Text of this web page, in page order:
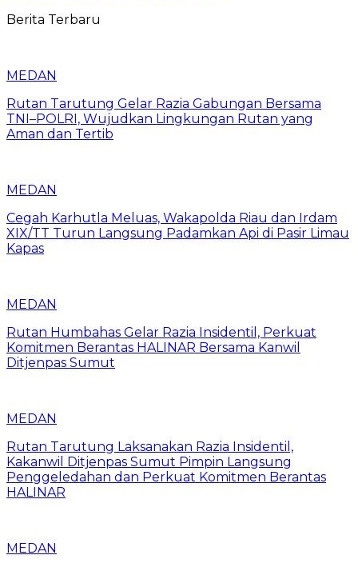
Berita Terbaru
MEDAN
Rutan Tarutung Gelar Razia Gabungan Bersama
TNI–POLRI, Wujudkan Lingkungan Rutan yang
Aman dan Tertib
MEDAN
Cegah Karhutla Meluas, Wakapolda Riau dan Irdam
XIX/TT Turun Langsung Padamkan Api di Pasir Limau
Kapas
MEDAN
Rutan Humbahas Gelar Razia Insidentil, Perkuat
Komitmen Berantas HALINAR Bersama Kanwil
Ditjenpas Sumut
MEDAN
Rutan Tarutung Laksanakan Razia Insidentil,
Kakanwil Ditjenpas Sumut Pimpin Langsung
Penggeledahan dan Perkuat Komitmen Berantas
HALINAR
MEDAN